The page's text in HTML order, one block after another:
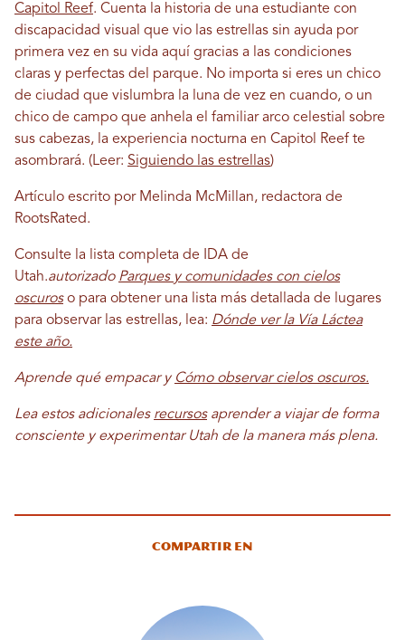
Capitol Reef. Cuenta la historia de una estudiante con
discapacidad visual que vio las estrellas sin ayuda por
primera vez en su vida aquí gracias a las condiciones
claras y perfectas del parque. No importa si eres un chico
de ciudad que vislumbra la luna de vez en cuando, o un
chico de campo que anhela el familiar arco celestial sobre
sus cabezas, la experiencia nocturna en Capitol Reef te
asombrará. (Leer: Siguiendo las estrellas)
Artículo escrito por Melinda McMillan, redactora de
RootsRated.
Consulte la lista completa de IDA de
Utah.autorizado Parques y comunidades con cielos
oscuros o para obtener una lista más detallada de lugares
para observar las estrellas, lea: Dónde ver la Vía Láctea
este año.
Aprende qué empacar y Cómo observar cielos oscuros.
Lea estos adicionales recursosaprender a viajar de forma
consciente y experimentar Utah de la manera más plena.
Compartir en